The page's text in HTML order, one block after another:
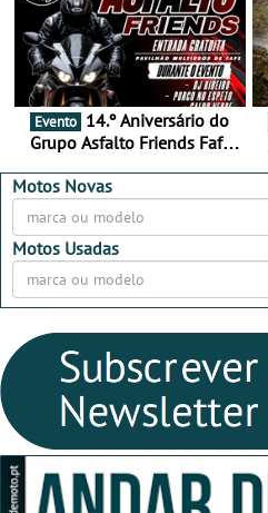
Evento
Grupo Asfalto Friends Fafe,
2026
Motos Novas
Motos Usadas